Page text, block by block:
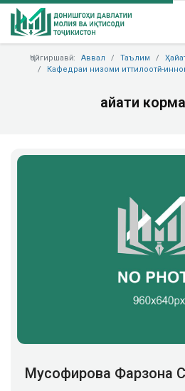
Ҷойгиршавӣ: Аввал Таълим
Кафедраи низоми иттилоотӣ-
Ҳайати
Мусофирова Фарзона